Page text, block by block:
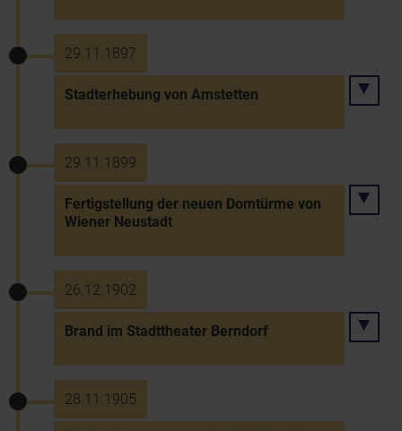
29.11.1897
Stadterhebung von Amstetten
29.11.1899
Fertigstellung der neuen Domtürme von
Wiener Neustadt
26.12.1902
Brand im Stadttheater Berndorf
28.11.1905